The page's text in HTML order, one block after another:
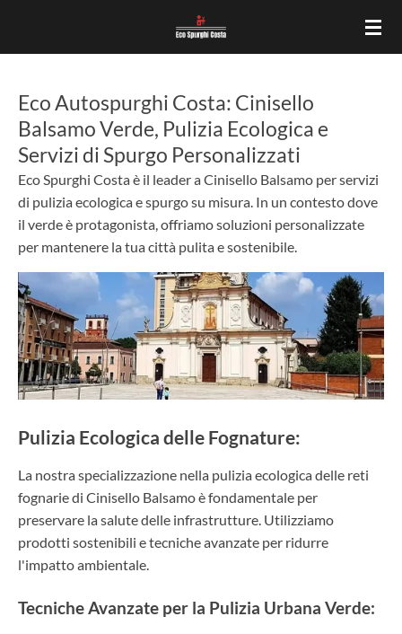
Eco Autospurghi Costa: Cinisello
Balsamo Verde, Pulizia Ecologica e
Servizi di Spurgo Personalizzati
Eco Spurghi Costa è il leader a Cinisello Balsamo per servizi
di pulizia ecologica e spurgo su misura. In un contesto dove
il verde è protagonista, offriamo soluzioni personalizzate
per mantenere la tua città pulita e sostenibile.
Pulizia Ecologica delle Fognature:
La nostra specializzazione nella pulizia ecologica delle reti
fognarie di Cinisello Balsamo è fondamentale per
preservare la salute delle infrastrutture. Utilizziamo
prodotti sostenibili e tecniche avanzate per ridurre
l'impatto ambientale.
Tecniche Avanzate per la Pulizia Urbana Verde: